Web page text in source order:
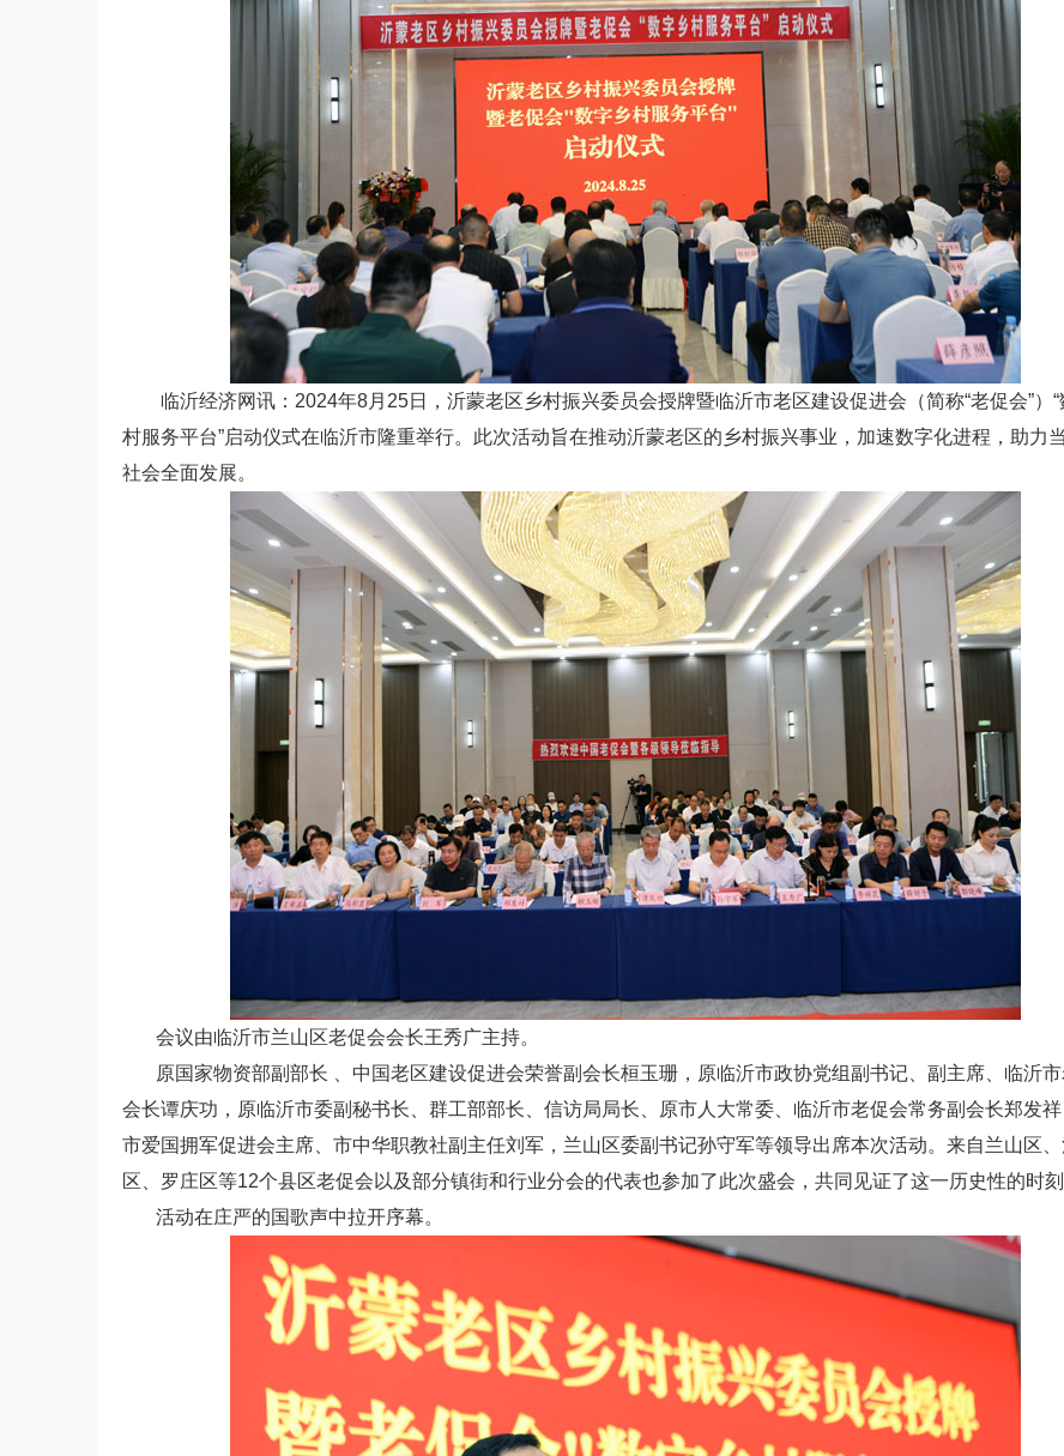
临沂经济网讯：2024年8月25日，沂蒙老区乡村振兴委员会授牌暨临沂市老区建设促进会（简称“老促会”）“
村服务平台”启动仪式在临沂市隆重举行。此次活动旨在推动沂蒙老区的乡村振兴事业，加速数字化进程，助力
社会全面发展。
会议由临沂市兰山区老促会会长王秀广主持。
原国家物资部副部长 、中国老区建设促进会荣誉副会长桓玉珊，原临沂市政协党组副书记、副主席、临沂市
会长谭庆功，原临沂市委副秘书长、群工部部长、信访局局长、原市人大常委、临沂市老促会常务副会长郑发
市爱国拥军促进会主席、市中华职教社副主任刘军，兰山区委副书记孙守军等领导出席本次活动。来自兰山区
区、罗庄区等12个县区老促会以及部分镇街和行业分会的代表也参加了此次盛会，共同见证了这一历史性的时刻
活动在庄严的国歌声中拉开序幕。